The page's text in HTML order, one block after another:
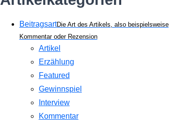
BeitragsartDie Art des Artikels, also beispielsweise
Kommentar oder Rezension
Artikel
Erzählung
Featured
Gewinnspiel
Interview
Kommentar